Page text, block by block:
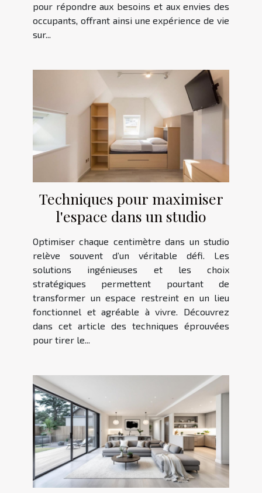
pour répondre aux besoins et aux envies des
occupants, offrant ainsi une expérience de vie
sur...
Techniques pour maximiser
l'espace dans un studio
Optimiser chaque centimètre dans un studio
relève souvent d’un véritable défi. Les
solutions ingénieuses et les choix
stratégiques permettent pourtant de
transformer un espace restreint en un lieu
fonctionnel et agréable à vivre. Découvrez
dans cet article des techniques éprouvées
pour tirer le...